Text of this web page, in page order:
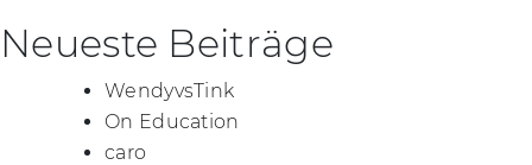
Neueste Beiträge
WendyvsTink
On Education
caro